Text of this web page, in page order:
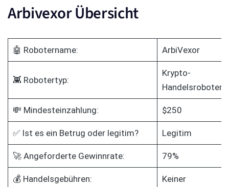
Arbivexor Übersicht
🤖 Robotername: ArbiVexor
👾 Robotertyp:
Krypto-
Handelsroboter
💸 Mindesteinzahlung: $250
✅ Ist es ein Betrug oder legitim? Legitim
🚀 Angeforderte Gewinnrate: 79%
💰 Handelsgebühren: Keiner